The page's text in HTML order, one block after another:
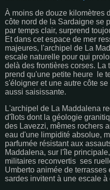
À moins de douze kilomètres
côte nord de la Sardaigne se
par temps clair, surprend
Et dans cet espace de mer
majeures, l'archipel de La
escale naturelle pour qui
delà des frontières corses.
prend qu'une petite heure le
s'éloigner et une autre côte
aussi saisissante.
L'archipel de La Maddalena
d'îlots dont la géologie
des Lavezzi, mêmes rochers
eau d'une limpidité absolue,
parfumée résistant aux
Maddalena, sur l'île
militaires reconvertis ses
Umberto animée de
sardes invitent à une escale